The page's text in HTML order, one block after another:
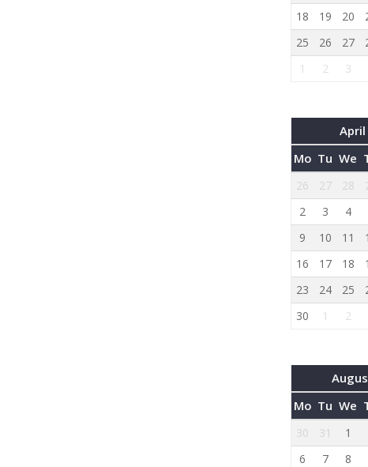
18
19 20
25
26 27
1
2 3
April
Mo Tu We
26 27 28
2
3 4
9
10 11
16
17 18
23
24 25
30
1 2
Mo Tu We
30 31 1
6
7 8